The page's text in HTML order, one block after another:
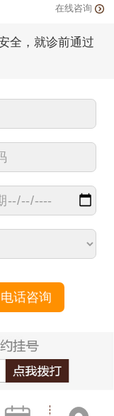
在线咨询
全，就诊前通过
电话咨询